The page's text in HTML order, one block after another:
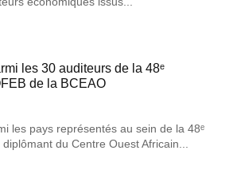
les 30 auditeurs de la 48ᵉ
de la BCEAO
les pays représentés au sein de la 48ᵉ
du Centre Ouest Africain...